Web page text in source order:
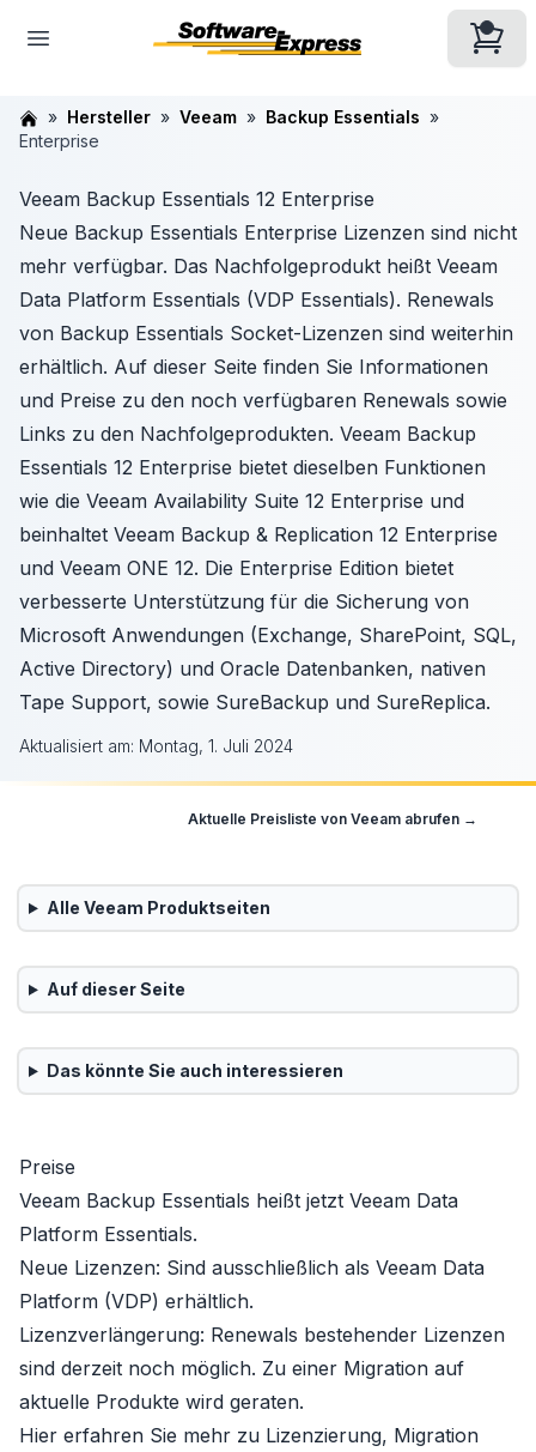
Hersteller Veeam
Backup Essentials
Enterprise
Veeam Backup Essentials 12 Enterprise
Neue Backup Essentials Enterprise Lizenzen sind nicht
mehr verfügbar. Das Nachfolgeprodukt heißt Veeam
Data Platform Essentials (VDP Essentials). Renewals
von Backup Essentials Socket-Lizenzen sind weiterhin
erhältlich. Auf dieser Seite finden Sie Informationen
und Preise zu den noch verfügbaren Renewals sowie
Links zu den Nachfolgeprodukten. Veeam Backup
Essentials 12 Enterprise bietet dieselben Funktionen
wie die Veeam Availability Suite 12 Enterprise und
beinhaltet Veeam Backup & Replication 12 Enterprise
und Veeam ONE 12. Die Enterprise Edition bietet
verbesserte Unterstützung für die Sicherung von
Microsoft Anwendungen (Exchange, SharePoint, SQL,
Active Directory) und Oracle Datenbanken, nativen
Tape Support, sowie SureBackup und SureReplica.
Aktualisiert am: Montag, 1. Juli 2024
Aktuelle Preisliste von Veeam abrufen →
Alle Veeam Produktseiten
Auf dieser Seite
Das könnte Sie auch interessieren
Preise
Veeam Backup Essentials heißt jetzt Veeam Data
Platform Essentials.
Neue Lizenzen: Sind ausschließlich als Veeam Data
Platform (VDP) erhältlich.
Lizenzverlängerung: Renewals bestehender Lizenzen
sind derzeit noch möglich. Zu einer Migration auf
aktuelle Produkte wird geraten.
Hier erfahren Sie mehr zu Lizenzierung, Migration